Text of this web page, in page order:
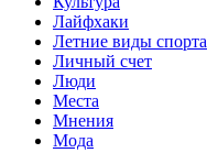
Лайфхаки
Летние виды спорта
Личный счет
Люди
Места
Мнения
Мода